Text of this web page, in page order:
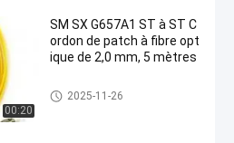
00:20
SM SX G657A1 ST à ST C
ordon de patch à fibre opt
ique de 2,0 mm, 5 mètres
Cordon de brassage à fibre opt
ique
2025-11-26